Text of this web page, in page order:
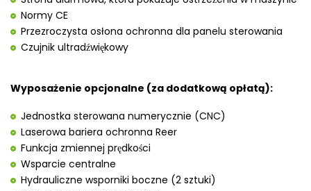
Normy CE
Przezroczysta osłona ochronna dla panelu sterowania
Czujnik ultradźwiękowy
Wyposażenie opcjonalne (za dodatkową opłatą):
Jednostka sterowana numerycznie (CNC)
Laserowa bariera ochronna Reer
Funkcja zmiennej prędkości
Wsparcie centralne
Hydrauliczne wsporniki boczne (2 sztuki)